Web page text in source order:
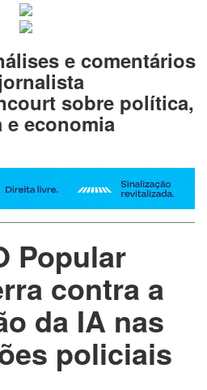
e comentários
sobre política,
economia
Popular
contra a
da IA nas
policiais